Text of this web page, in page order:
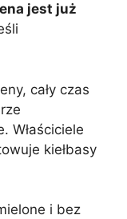
jest już
cały czas
Właściciele
kiełbasy
i bez